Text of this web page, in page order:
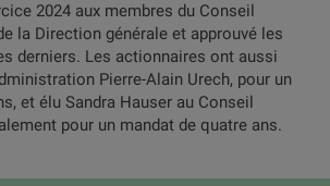
2024 aux membres du Conseil
la Direction générale et approuvé les
derniers. Les actionnaires ont aussi
Pierre-Alain Urech, pour un
et élu Sandra Hauser au Conseil
pour un mandat de quatre ans.